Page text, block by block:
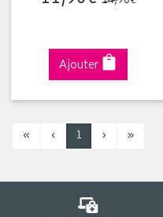
Ajouter
« ‹ 1 › »